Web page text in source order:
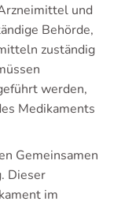
und
Behörde,
zuständig
werden,
Medikaments
Gemeinsamen
Dieser
im